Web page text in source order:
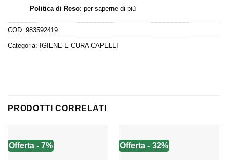
Politica di Reso: per saperne di più
COD: 983592419
Categoria: IGIENE E CURA CAPELLI
PRODOTTI CORRELATI
Offerta - 7% Offerta - 32%